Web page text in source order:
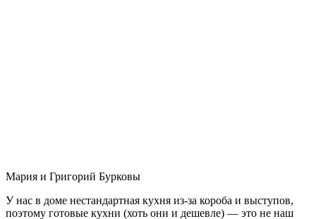
Мария и Григорий Бурковы
У нас в доме нестандартная кухня из-за короба и выступов,
поэтому готовые кухни (хоть они и дешевле) — это не наш